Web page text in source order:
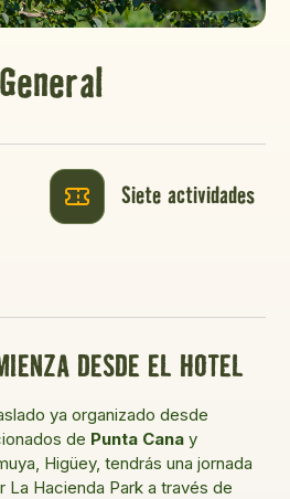
Siete actividades
DESDE EL HOTEL
ya organizado desde
de Punta Cana y
Higüey, tendrás una jornada
Hacienda Park a través de